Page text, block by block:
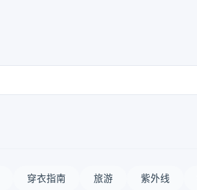
穿衣指南 旅游 紫外线